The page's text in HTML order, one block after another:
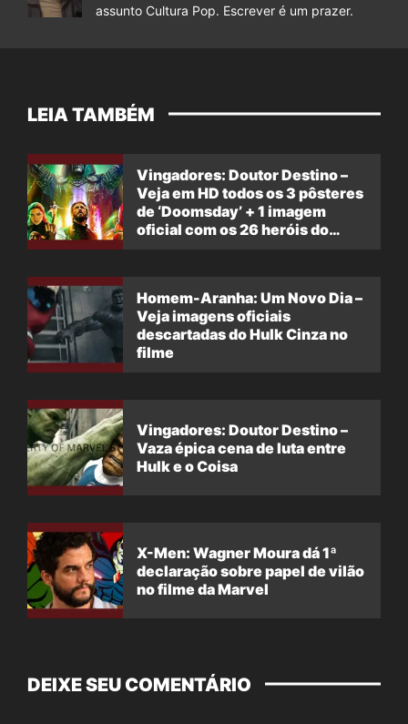
assunto Cultura Pop. Escrever é um prazer.
LEIA TAMBÉM
Vingadores: Doutor Destino –
Veja em HD todos os 3 pôsteres
de ‘Doomsday’ + 1 imagem
oficial com os 26 heróis do
Homem-Aranha: Um Novo Dia –
Veja imagens oficiais
descartadas do Hulk Cinza no
filme
Vingadores: Doutor Destino –
Vaza épica cena de luta entre
Hulk e o Coisa
X-Men: Wagner Moura dá 1ª
declaração sobre papel de vilão
no filme da Marvel
DEIXE SEU COMENTÁRIO